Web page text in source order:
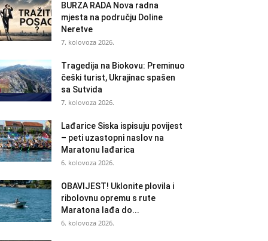
BURZA RADA Nova radna
mjesta na području Doline
Neretve
7. kolovoza 2026.
Tragedija na Biokovu: Preminuo
češki turist, Ukrajinac spašen
sa Sutvida
7. kolovoza 2026.
Lađarice Siska ispisuju povijest
– peti uzastopni naslov na
Maratonu lađarica
6. kolovoza 2026.
OBAVIJEST! Uklonite plovila i
ribolovnu opremu s rute
Maratona lađa do...
6. kolovoza 2026.